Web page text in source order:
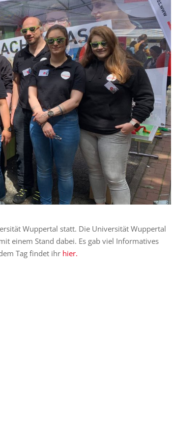
Wuppertal statt. Die Universität Wuppertal
einem Stand dabei. Es gab viel Informatives
Tag findet ihr hier.